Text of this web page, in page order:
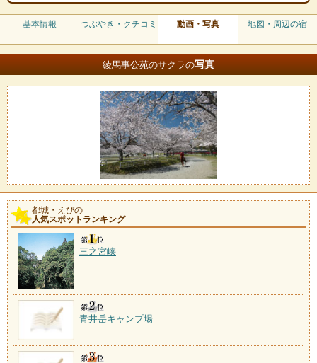
基本情報 つぶやき・クチコミ 動画・写真 地図・周辺の宿
綾馬事公苑のサクラの写真
都城・えびの
人気スポットランキング
三之宮峡
青井岳キャンプ場